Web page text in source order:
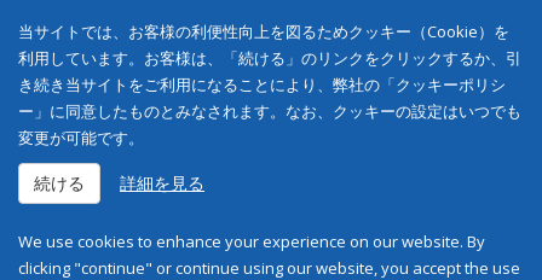
当サイトでは、お客様の利便性向上を図るためクッキー（Cookie）を
利用しています。お客様は、「続ける」のリンクをクリックするか、引
き続き当サイトをご利用になることにより、弊社の「クッキーポリシ
ー」に同意したものとみなされます。なお、クッキーの設定はいつでも
変更が可能です。
続ける 詳細を見る
We use cookies to enhance your experience on our website. By
clicking "continue" or continue using our website, you accept the use